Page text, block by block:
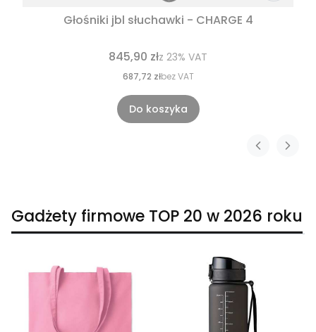
Głośniki jbl słuchawki - CHARGE 4
845,90 złz 23% VAT
687,72 złbez VAT
Do koszyka
Gadżety firmowe TOP 20 w 2026 roku